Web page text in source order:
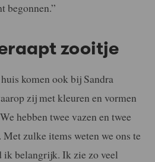
begonnen.”
zooitje
komen ook bij Sandra
zij met kleuren en vormen
hebben twee vazen en twee
zulke items weten we ons te
ik belangrijk. Ik zie zo veel